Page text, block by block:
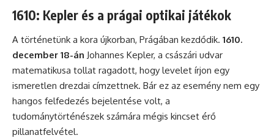
1610: Kepler és a prágai optikai játékok
A történetünk a kora újkorban, Prágában kezdődik. 1610.
december 18-án Johannes Kepler, a császári udvar
matematikusa tollat ragadott, hogy levelet írjon egy
ismeretlen drezdai címzettnek. Bár ez az esemény nem egy
hangos felfedezés bejelentése volt, a
tudománytörténészek számára mégis kincset érő
pillanatfelvétel.